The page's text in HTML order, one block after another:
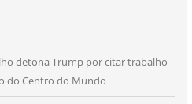
detona Trump por citar trabalho
do Centro do Mundo